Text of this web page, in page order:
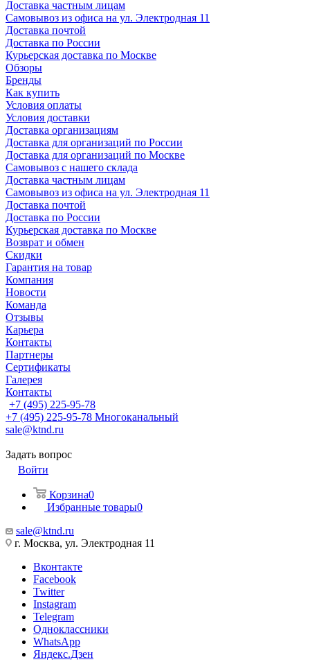
Доставка частным лицам
Самовывоз из офиса на ул. Электродная 11
Доставка почтой
Доставка по России
Курьерская доставка по Москве
Обзоры
Бренды
Как купить
Условия оплаты
Условия доставки
Доставка организациям
Доставка для организаций по России
Доставка для организаций по Москве
Самовывоз с нашего склада
Доставка частным лицам
Самовывоз из офиса на ул. Электродная 11
Доставка почтой
Доставка по России
Курьерская доставка по Москве
Возврат и обмен
Скидки
Гарантия на товар
Компания
Новости
Команда
Отзывы
Карьера
Контакты
Партнеры
Сертификаты
Галерея
Контакты
+7 (495) 225-95-78
+7 (495) 225-95-78 Многоканальный
sale@ktnd.ru
Задать вопрос
Войти
Корзина0
Избранные товары0
sale@ktnd.ru
г. Москва, ул. Электродная 11
Вконтакте
Facebook
Twitter
Instagram
Telegram
Одноклассники
WhatsApp
Яндекс.Дзен